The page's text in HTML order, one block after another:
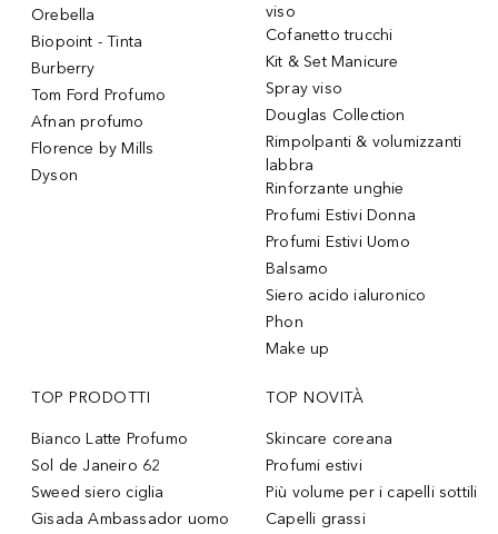
Orebella
Biopoint - Tinta
Burberry
Tom Ford Profumo
Afnan profumo
Florence by Mills
Dyson
viso
Cofanetto trucchi
Kit & Set Manicure
Spray viso
Douglas Collection
Rimpolpanti & volumizzanti
labbra
Rinforzante unghie
Profumi Estivi Donna
Profumi Estivi Uomo
Balsamo
Siero acido ialuronico
Phon
Make up
TOP PRODOTTI
Bianco Latte Profumo
Sol de Janeiro 62
Sweed siero ciglia
Gisada Ambassador uomo
TOP NOVITÀ
Skincare coreana
Profumi estivi
Più volume per i capelli sottili
Capelli grassi